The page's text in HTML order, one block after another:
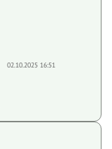
02.10.2025 16:51